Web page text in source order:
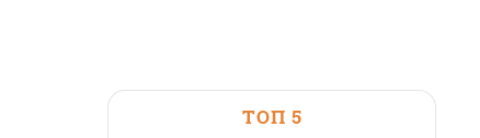
ТОП 5